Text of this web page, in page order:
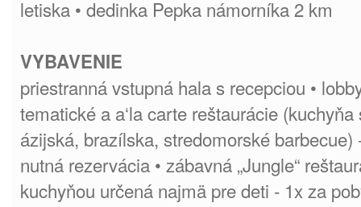
letiska • dedinka Pepka námorníka 2 km
VYBAVENIE
priestranná vstupná hala s recepciou •
tematické a a‘la carte reštaurácie
ázijská, brazílska, stredomorské
nutná rezervácia • zábavná „Jungle“
kuchyňou určená najmä pre deti - 1x za